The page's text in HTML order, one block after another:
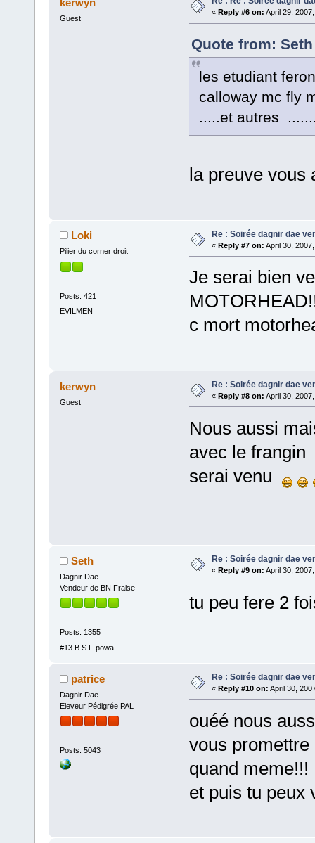
kerwyn
Guest
« Reply #6 on: April 29,
Quote from:
les etudiant
calloway mc fly
.....et autres
la preuve
Loki
Pilier du corner droit
Posts: 421
EVILMEN
Re : Soirée dagnir dae
« Reply #7 on: April 30,
Je serai bien
c mort
kerwyn
Guest
Re : Soirée dagnir dae
« Reply #8 on: April 30,
Nous aussi
avec le frangin
serai venu
Seth
Dagnir Dae
Vendeur de BN Fraise
Posts: 1355
#13 B.S.F powa
Re : Soirée dagnir dae
« Reply #9 on: April 30,
tu peu fere 2
patrice
Dagnir Dae
Eleveur Pédigrée PAL
Posts: 5043
Re : Soirée dagnir dae
« Reply #10 on: April 30,
ouéé nous
vous promettre
quand meme!!!
et puis tu peux